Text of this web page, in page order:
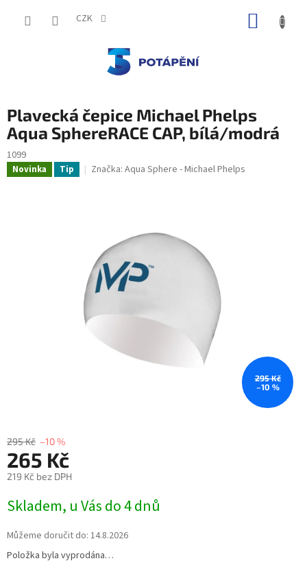
CZK
Plavecká čepice Michael Phelps
Aqua SphereRACE CAP, bílá/modrá
1099
Novinka Tip Značka: Aqua Sphere - Michael Phelps
295 Kč
–10 %
295 Kč –10 %
265 Kč
219 Kč bez DPH
Skladem, u Vás do 4 dnů
Můžeme doručit do: 14.8.2026
Položka byla vyprodána…